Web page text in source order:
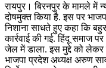
रायपुर। बिरनपुर के मामले में
दोषमुक्त किया है. इस पर
निशाना साधते हुए कहा कि
कार्रवाई की गई. हिंदू समाज
जेल में डाला. इस मुद्दे को
भाजपा प्रदेश अध्यक्ष अरुण